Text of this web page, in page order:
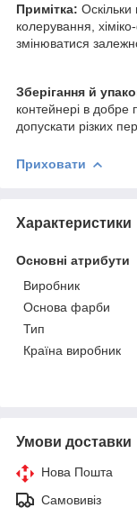
Примітка:
колерування,
змінюватися
Зберігання й
контейнері в
допускати різких
Приховати
Характеристики
Основні атрибути
Виробник
Основа фарби
Тип
Країна виробник
Умови доставки
Нова Пошта
Самовивіз